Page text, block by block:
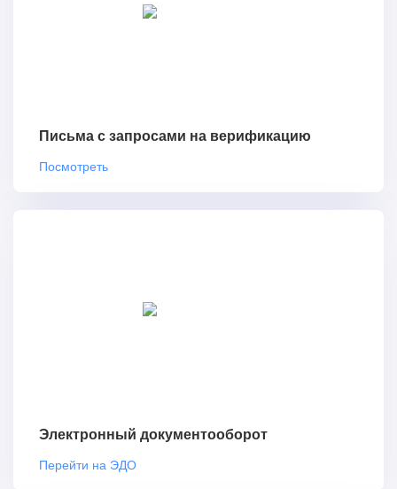
Письма с запросами на верификацию
Посмотреть
Электронный документооборот
Перейти на ЭДО